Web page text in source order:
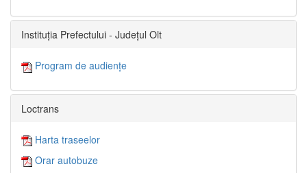
Instituția Prefectului - Județul Olt
Program de audiențe
Loctrans
Harta traseelor
Orar autobuze